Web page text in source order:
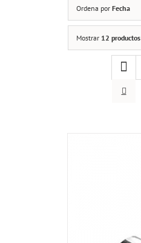
Ordena por Fecha
Mostrar 12 productos